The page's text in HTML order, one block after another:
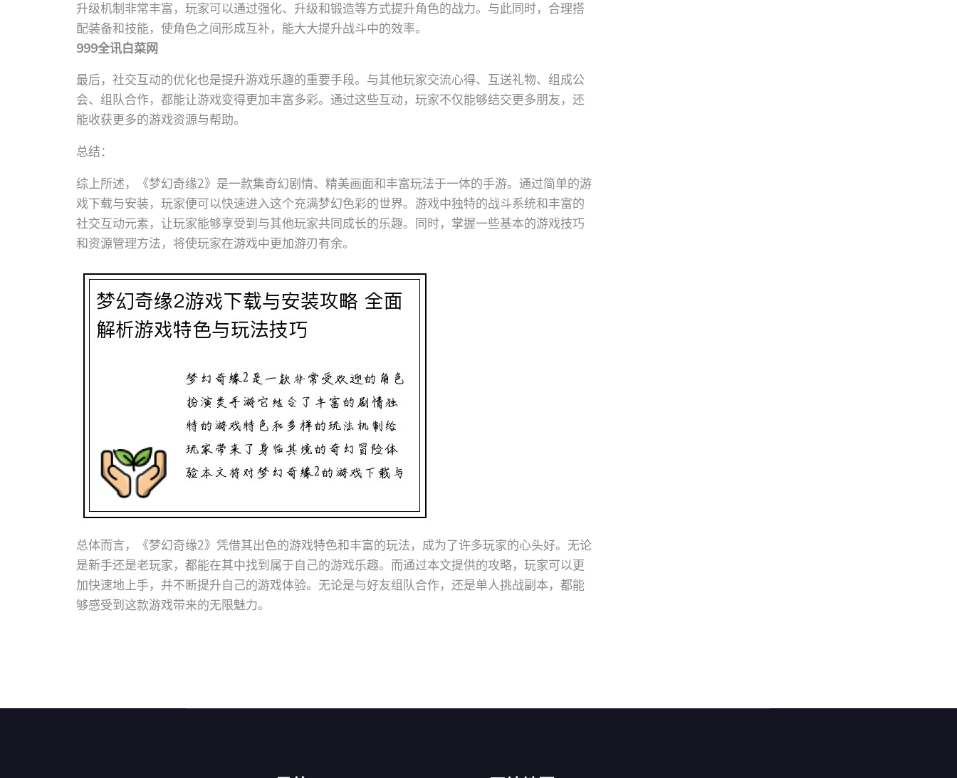
升级机制非常丰富，玩家可以通过强化、升级和锻造等方式提升角色的战力。与此同时，合理搭
配装备和技能，使角色之间形成互补，能大大提升战斗中的效率。
999全讯白菜网
最后，社交互动的优化也是提升游戏乐趣的重要手段。与其他玩家交流心得、互送礼物、组成公
会、组队合作，都能让游戏变得更加丰富多彩。通过这些互动，玩家不仅能够结交更多朋友，还
能收获更多的游戏资源与帮助。
总结：
综上所述，《梦幻奇缘2》是一款集奇幻剧情、精美画面和丰富玩法于一体的手游。通过简单的游
戏下载与安装，玩家便可以快速进入这个充满梦幻色彩的世界。游戏中独特的战斗系统和丰富的
社交互动元素，让玩家能够享受到与其他玩家共同成长的乐趣。同时，掌握一些基本的游戏技巧
和资源管理方法，将使玩家在游戏中更加游刃有余。
总体而言，《梦幻奇缘2》凭借其出色的游戏特色和丰富的玩法，成为了许多玩家的心头好。无论
是新手还是老玩家，都能在其中找到属于自己的游戏乐趣。而通过本文提供的攻略，玩家可以更
加快速地上手，并不断提升自己的游戏体验。无论是与好友组队合作，还是单人挑战副本，都能
够感受到这款游戏带来的无限魅力。